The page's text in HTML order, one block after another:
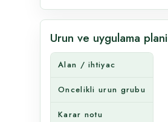
Urun ve uygulama plani
Alan / ihtiyac
Oncelikli urun grubu
Karar notu